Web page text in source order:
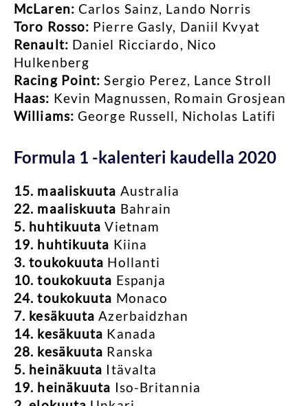
McLaren: Carlos Sainz, Lando Norris
Toro Rosso: Pierre Gasly, Daniil Kvyat
Renault: Daniel Ricciardo, Nico
Hulkenberg
Racing Point: Sergio Perez, Lance Stroll
Haas: Kevin Magnussen, Romain Grosjean
Williams: George Russell, Nicholas Latifi
Formula 1 -kalenteri kaudella 2020
15. maaliskuuta Australia
22. maaliskuuta Bahrain
5. huhtikuuta Vietnam
19. huhtikuuta Kiina
3. toukokuuta Hollanti
10. toukokuuta Espanja
24. toukokuuta Monaco
7. kesäkuuta Azerbaidzhan
14. kesäkuuta Kanada
28. kesäkuuta Ranska
5. heinäkuuta Itävalta
19. heinäkuuta Iso-Britannia